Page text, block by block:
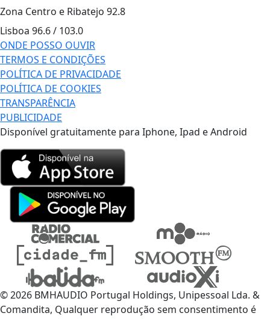
Zona Centro e Ribatejo 92.8
Lisboa 96.6 / 103.0
ONDE POSSO OUVIR
TERMOS E CONDIÇÕES
POLÍTICA DE PRIVACIDADE
POLÍTICA DE COOKIES
TRANSPARÊNCIA
PUBLICIDADE
Disponível gratuitamente para Iphone, Ipad e Android
© 2026 BMHAUDIO Portugal Holdings, Unipessoal Lda. &
Comandita, Qualquer reprodução sem consentimento é